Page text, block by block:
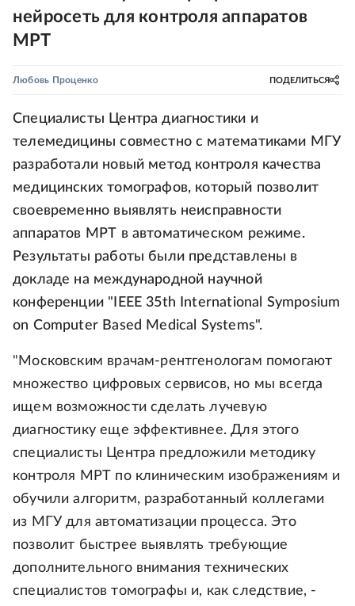
нейросеть для контроля аппаратов
МРТ
Любовь Проценко ПОДЕЛИТЬСЯ
Специалисты Центра диагностики и
телемедицины совместно с математиками МГУ
разработали новый метод контроля качества
медицинских томографов, который позволит
своевременно выявлять неисправности
аппаратов МРТ в автоматическом режиме.
Результаты работы были представлены в
докладе на международной научной
конференции "IEEE 35th International Symposium
on Computer Based Medical Systems".
"Московским врачам-рентгенологам помогают
множество цифровых сервисов, но мы всегда
ищем возможности сделать лучевую
диагностику еще эффективнее. Для этого
специалисты Центра предложили методику
контроля МРТ по клиническим изображениям и
обучили алгоритм, разработанный коллегами
из МГУ для автоматизации процесса. Это
позволит быстрее выявлять требующие
дополнительного внимания технических
специалистов томографы и, как следствие, -